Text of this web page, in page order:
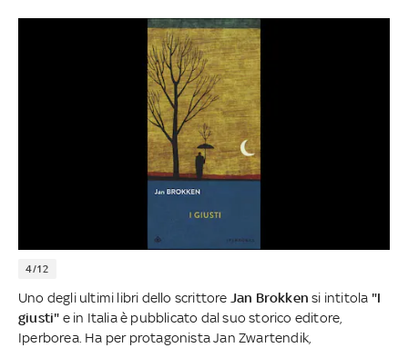
4/12
Uno degli ultimi libri dello scrittore Jan Brokkensi intitola "I
giusti" e in Italia è pubblicato dal suo storico editore,
Iperborea. Ha per protagonista Jan Zwartendik,